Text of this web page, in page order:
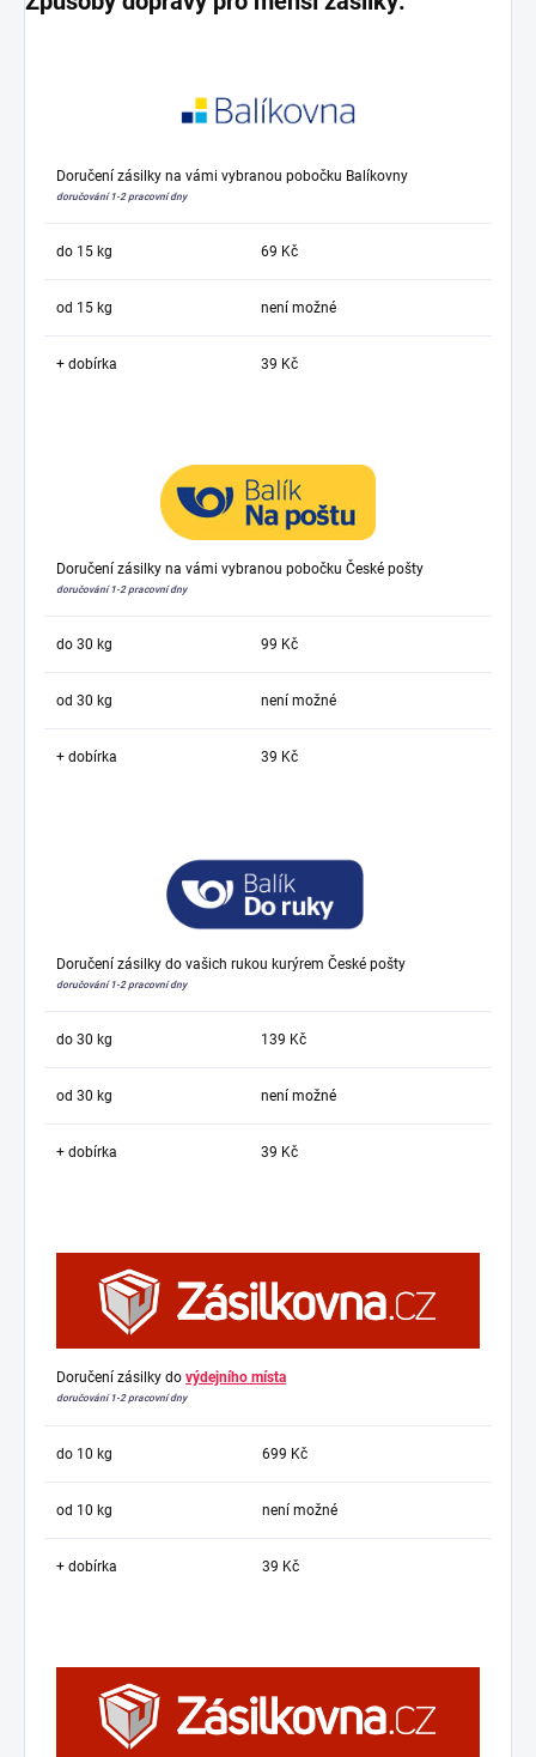
Doručení zásilky na vámi vybranou pobočku Balíkovny
doručování 1-2 pracovní dny
do 15 kg 69 Kč
od 15 kg není možné
+ dobírka 39 Kč
Doručení zásilky na vámi vybranou pobočku České pošty
doručování 1-2 pracovní dny
do 30 kg 99 Kč
od 30 kg není možné
+ dobírka 39 Kč
Doručení zásilky do vašich rukou kurýrem České pošty
doručování 1-2 pracovní dny
do 30 kg 139 Kč
od 30 kg není možné
+ dobírka 39 Kč
Doručení zásilky do výdejního místa
doručování 1-2 pracovní dny
do 10 kg 699 Kč
od 10 kg není možné
+ dobírka 39 Kč